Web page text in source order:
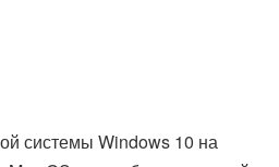
системы Windows 10 на